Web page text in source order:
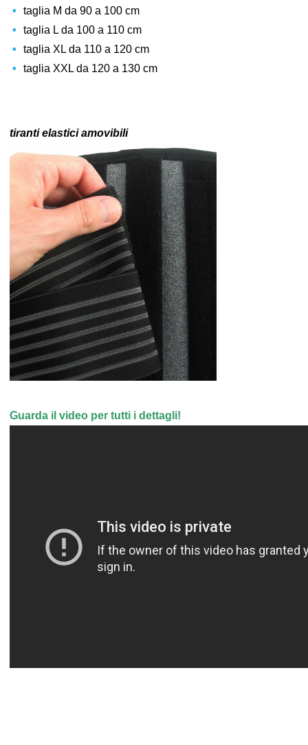
taglia M da 90 a 100 cm
taglia L da 100 a 110 cm
taglia XL da 110 a 120 cm
taglia XXL da 120 a 130 cm
tiranti elastici amovibili
Guarda il video per tutti i dettagli!